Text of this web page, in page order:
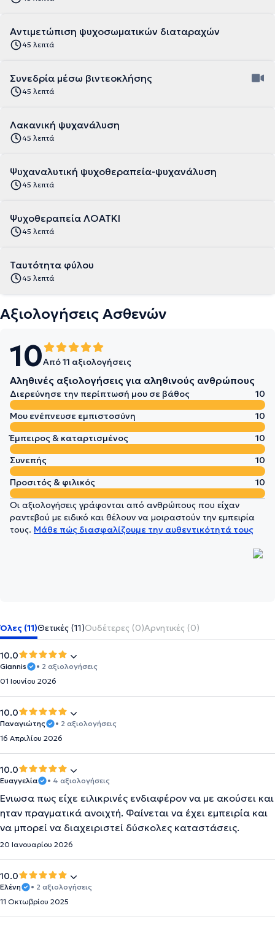
Αντιμετώπιση ψυχοσωματικών διαταραχών
45 λεπτά
Συνεδρία μέσω βιντεοκλήσης
45 λεπτά
Λακανική ψυχανάλυση
45 λεπτά
Ψυχαναλυτική ψυχοθεραπεία-ψυχανάλυση
45 λεπτά
Ψυχοθεραπεία ΛΟΑΤΚΙ
45 λεπτά
Ταυτότητα φύλου
45 λεπτά
Αξιολογήσεις Ασθενών
10Από 11 αξιολογήσεις
Αληθινές αξιολογήσεις για αληθινούς ανθρώπους
Διερεύνησε την περίπτωσή μου σε βάθος
10
Μου ενέπνευσε εμπιστοσύνη
10
Έμπειρος & καταρτισμένος
10
Συνεπής
10
Προσιτός & φιλικός
10
Οι αξιολογήσεις γράφονται από ανθρώπους που είχαν
ραντεβού με ειδικό και θέλουν να μοιραστούν την εμπειρία
τους. Μάθε πώς διασφαλίζουμε την αυθεντικότητά τους
Όλες (11)Θετικές (11)Ουδέτερες (0)Αρνητικές (0)
10.0
Giannis
• 2 αξιολογήσεις
01 Ιουνίου 2026
10.0
Παναγιώτης
• 2 αξιολογήσεις
16 Απριλίου 2026
10.0
Ευαγγελία • 4 αξιολογήσεις
Ένιωσα πως είχε ειλικρινές ενδιαφέρον να με ακούσει και
ηταν πραγματικά ανοιχτή. Φαίνεται να έχει εμπειρία και
να μπορεί να διαχειριστεί δύσκολες καταστάσεις.
20 Ιανουαρίου 2026
10.0
Ελένη
• 2 αξιολογήσεις
11 Οκτωβρίου 2025